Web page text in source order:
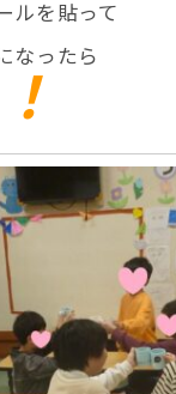
ルを貼って
なったら